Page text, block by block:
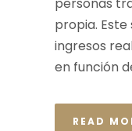
propia.
ingresos
en función
READ